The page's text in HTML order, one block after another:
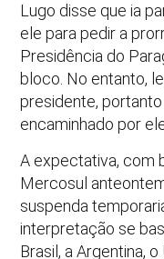
Lugo disse que ia
ele para pedir a
Presidência do
bloco. No entanto,
presidente,
encaminhado por
A expectativa, com
Mercosul
suspenda
interpretação se
Brasil, a Argentina, o